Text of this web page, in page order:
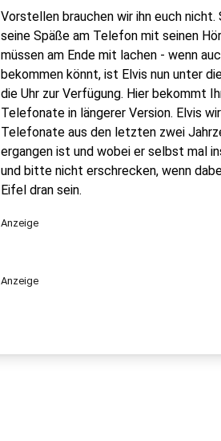
Vorstellen brauchen wir ihn euch
seine Späße am Telefon mit seinen
müssen am Ende mit lachen - wenn
bekommen könnt, ist Elvis nun unter
die Uhr zur Verfügung. Hier bekommt
Telefonate in längerer Version. Elvis
Telefonate aus den letzten zwei
ergangen ist und wobei er selbst mal
und bitte nicht erschrecken, wenn
Eifel dran sein.
Anzeige
Anzeige